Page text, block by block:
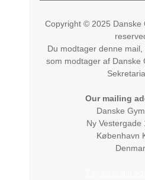
Copyright © 2025 Danske
Du modtager denne
som modtager af Danske
Our mailing
Danske
Ny Vestergade
København